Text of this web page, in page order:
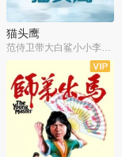
猫头鹰